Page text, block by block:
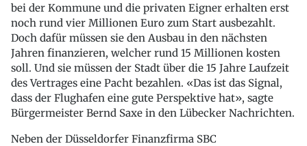
bei der Kommune und die privaten Eigner erhalten erst
noch rund vier Millionen Euro zum Start ausbezahlt.
Doch dafür müssen sie den Ausbau in den nächsten
Jahren finanzieren, welcher rund 15 Millionen kosten
soll. Und sie müssen der Stadt über die 15 Jahre Laufzeit
des Vertrages eine Pacht bezahlen. «Das ist das Signal,
dass der Flughafen eine gute Perspektive hat», sagte
Bürgermeister Bernd Saxe in den Lübecker Nachrichten.
Neben der Düsseldorfer Finanzfirma SBC